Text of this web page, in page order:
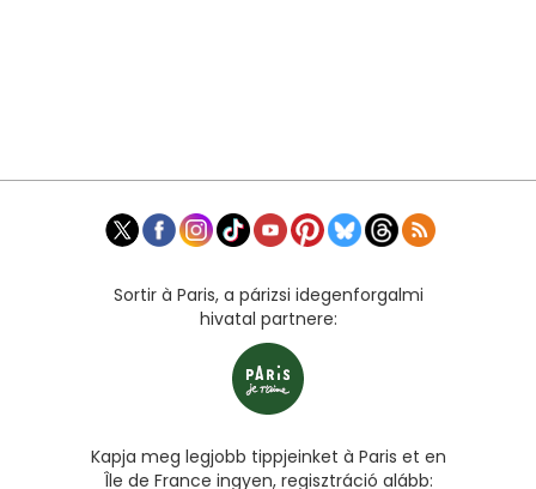
Sortir à Paris, a párizsi idegenforgalmi
hivatal partnere:
Kapja meg legjobb tippjeinket à Paris et en
Île de France ingyen, regisztráció alább: